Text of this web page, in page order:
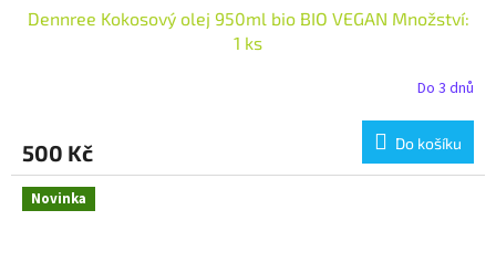
Dennree Kokosový olej 950ml bio BIO VEGAN Množství:
1 ks
Do 3 dnů
500 Kč Do košíku
Novinka